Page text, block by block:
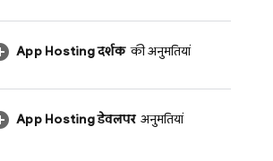
App Hostingदर्शककी अनुमतियां
App Hostingडेवलपरअनुमतियां